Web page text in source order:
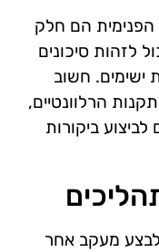
הם חלק
לזהות סיכונים
ישימים. חשוב
הרלוונטיים,
ביקורות
לבצע מעקב אחר